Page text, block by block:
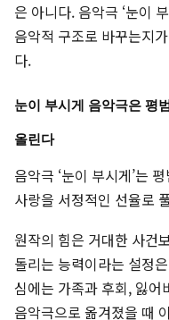
은 아니다. 음악극 ‘눈이
음악적 구조로 바꾸는지
다.
눈이 부시게 음악극은 평
올린다
음악극 ‘눈이 부시게’는
사랑을 서정적인 선율로
원작의 힘은 거대한 사건
돌리는 능력이라는 설정
심에는 가족과 후회, 잃어
음악극으로 옮겨졌을 때